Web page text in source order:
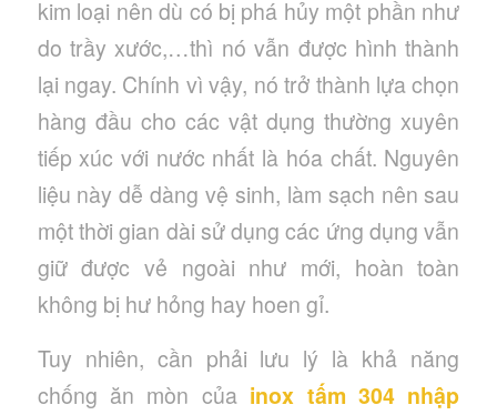
kim loại nên dù có bị phá hủy một phần như
do trầy xước,…thì nó vẫn được hình thành
lại ngay. Chính vì vậy, nó trở thành lựa chọn
hàng đầu cho các vật dụng thường xuyên
tiếp xúc với nước nhất là hóa chất. Nguyên
liệu này dễ dàng vệ sinh, làm sạch nên sau
một thời gian dài sử dụng các ứng dụng vẫn
giữ được vẻ ngoài như mới, hoàn toàn
không bị hư hỏng hay hoen gỉ.
Tuy nhiên, cần phải lưu lý là khả năng
chống ăn mòn của inox tấm 304 nhập